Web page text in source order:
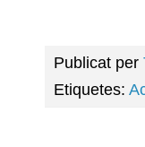
Publicat per
Etiquetes: